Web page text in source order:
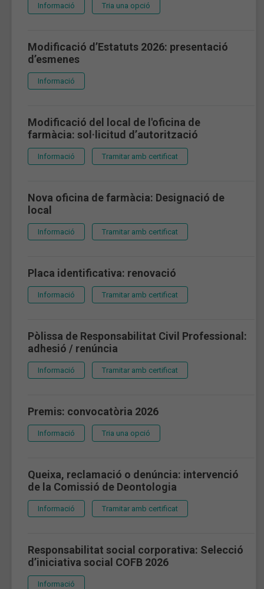
Informació Tria una opció
Modificació d’Estatuts 2026: presentació
d’esmenes
Informació
Modificació del local de l'oficina de
farmàcia: sol·licitud d’autorització
Informació Tramitar amb certificat
Nova oficina de farmàcia: Designació de
local
Informació Tramitar amb certificat
Placa identificativa: renovació
Informació Tramitar amb certificat
Pòlissa de Responsabilitat Civil Professional:
adhesió / renúncia
Informació Tramitar amb certificat
Premis: convocatòria 2026
Informació Tria una opció
Queixa, reclamació o denúncia: intervenció
de la Comissió de Deontologia
Informació Tramitar amb certificat
Responsabilitat social corporativa: Selecció
d’iniciativa social COFB 2026
Informació